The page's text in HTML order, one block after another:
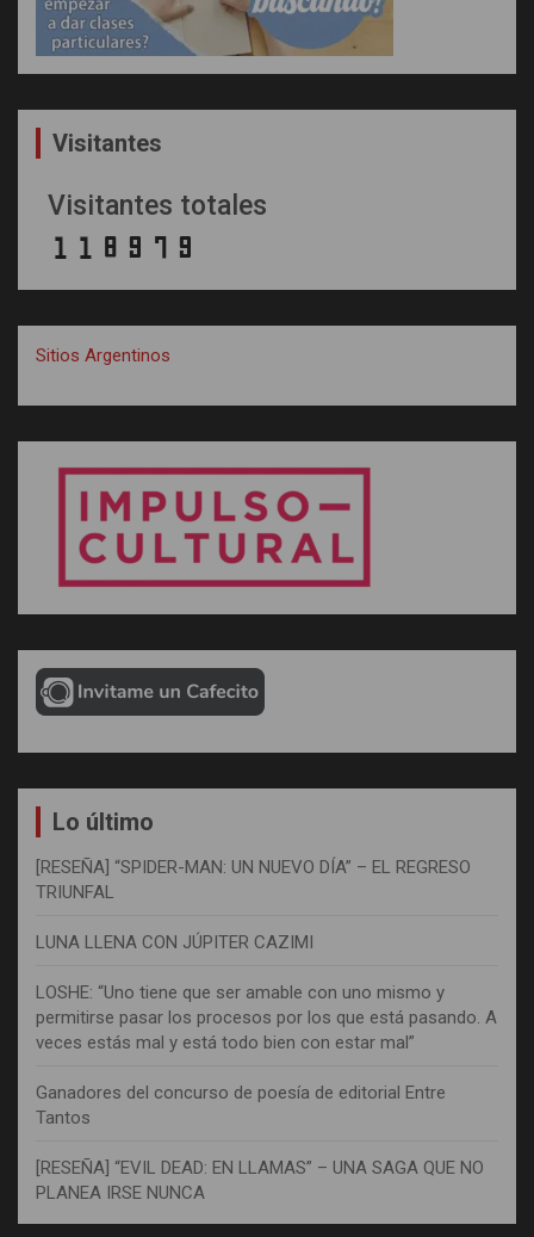
Visitantes
Visitantes totales
Sitios Argentinos
Lo último
[RESEÑA] “SPIDER-MAN: UN NUEVO DÍA” – EL REGRESO
TRIUNFAL
LUNA LLENA CON JÚPITER CAZIMI
LOSHE: “Uno tiene que ser amable con uno mismo y
permitirse pasar los procesos por los que está pasando. A
veces estás mal y está todo bien con estar mal”
Ganadores del concurso de poesía de editorial Entre
Tantos
[RESEÑA] “EVIL DEAD: EN LLAMAS” – UNA SAGA QUE NO
PLANEA IRSE NUNCA